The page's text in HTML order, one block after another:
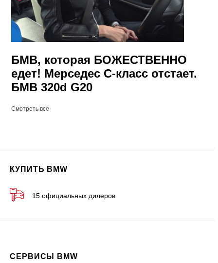
БМВ, которая БОЖЕСТВЕННО
едет! Мерседес С-класс отстает.
БМВ 320d G20
Смотреть все
КУПИТЬ BMW
15 официальных дилеров
СЕРВИСЫ BMW